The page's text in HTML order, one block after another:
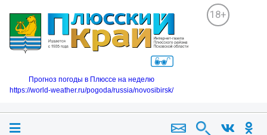
18+
Прогноз погоды в Плюссе на неделю
https://world-weather.ru/pogoda/russia/novosibirsk/